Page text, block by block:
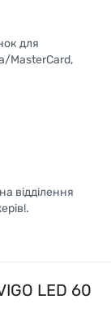
для
MasterCard,
відділення
LED 60